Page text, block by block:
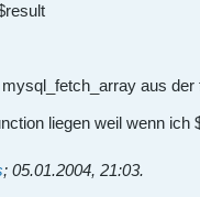
aus
liegen weil wenn
; 05.01.2004, 21:03.